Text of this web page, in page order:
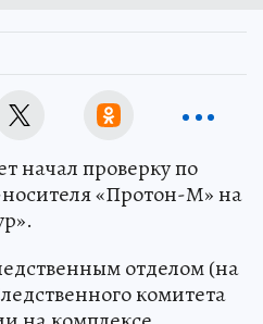
начал проверку по
«Протон-М» на
отделом (на
комитета